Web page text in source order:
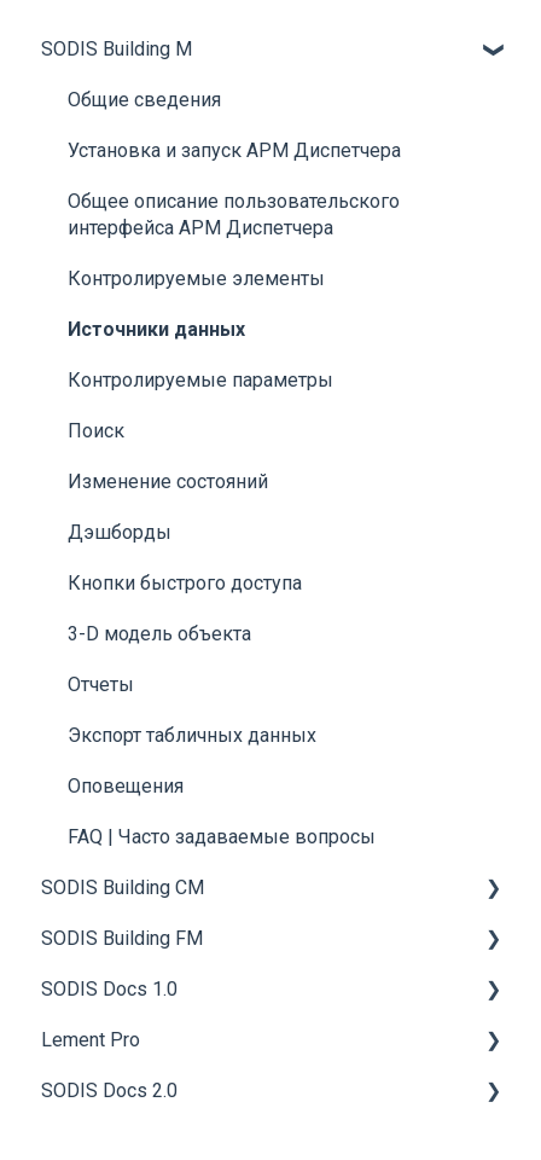
SODIS Building M
Общие сведения
Установка и запуск АРМ Диспетчера
Общее описание пользовательского
интерфейса АРМ Диспетчера
Контролируемые элементы
Источники данных
Контролируемые параметры
Поиск
Изменение состояний
Дэшборды
Кнопки быстрого доступа
3-D модель объекта
Отчеты
Экспорт табличных данных
Оповещения
FAQ | Часто задаваемые вопросы
SODIS Building CM
Общие сведения
Работа с технической документацией
Управление строительством
Материально-техническое обеспечение
SODIS Building FM
Общие сведения
Инженерные системы и оборудование
График планово-предупредительного
SODIS Docs 1.0
Начало работы
Общие положения
Lement Pro
Общие сведения
SODIS Docs 2.0